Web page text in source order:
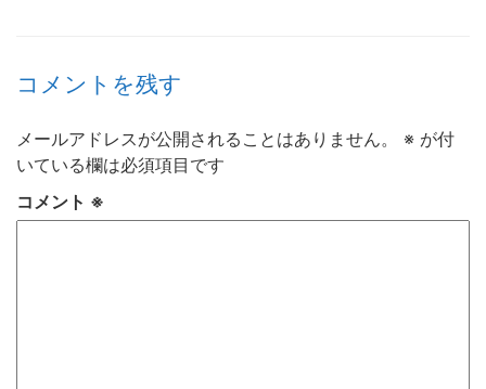
コメントを残す
メールアドレスが公開されることはありません。 ※ が付
いている欄は必須項目です
コメント ※